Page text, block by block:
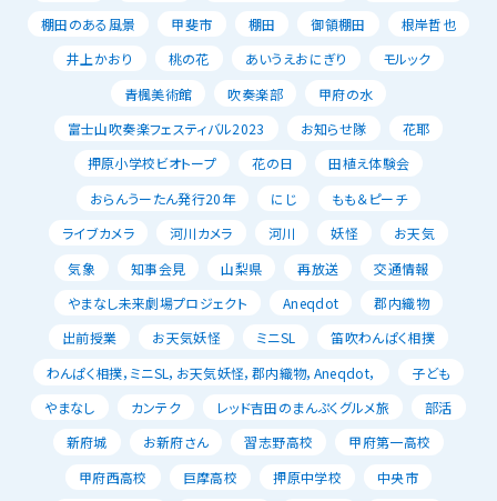
棚田のある風景
甲斐市 棚田 御領棚田
根岸哲也
井上かおり
桃の花 あいうえおにぎり
モルック
青楓美術館
吹奏楽部
甲府の水
富士山吹奏楽フェスティバル2023
お知らせ隊
花耶
押原小学校ビオトープ
花の日
田植え体験会
おらんうーたん発行20年
にじ
もも＆ピーチ
ライブカメラ
河川カメラ 河川 妖怪
お天気
気象
知事会見 山梨県 再放送
交通情報
やまなし未来劇場プロジェクト
Aneqdot
郡内織物
出前授業
お天気妖怪 ミニSL
笛吹わんぱく相撲
わんぱく相撲，ミニSL，お天気妖怪，郡内織物，Aneqdot，
子ども
やまなし
カンテク レッド吉田のまんぷくグルメ旅
部活
新府城
お新府さん 習志野高校
甲府第一高校
甲府西高校
巨摩高校 押原中学校
中央市